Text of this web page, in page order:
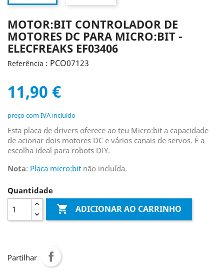
MOTOR:BIT CONTROLADOR DE
MOTORES DC PARA MICRO:BIT -
ELECFREAKS EF03406
Referência : PCO07123
11,90 €
preço com IVA incluído
Esta placa de drivers oferece ao teu Micro:bit a capacidade
de acionar dois motores DC e vários canais de servos. É a
escolha ideal para robots DIY.
Nota: Placa micro:bit não incluída.
Quantidade
 ADICIONAR AO CARRINHO
Partilhar